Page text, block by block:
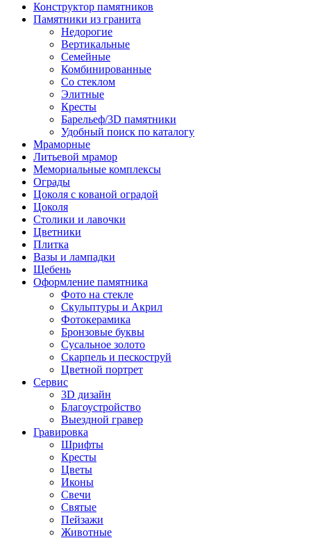
Конструктор памятников
Памятники из гранита
Недорогие
Вертикальные
Семейные
Комбинированные
Со стеклом
Элитные
Кресты
Барельеф/3D памятники
Удобный поиск по каталогу
Мраморные
Литьевой мрамор
Мемориальные комплексы
Ограды
Цоколя с кованой оградой
Цоколя
Столики и лавочки
Цветники
Плитка
Вазы и лампадки
Щебень
Оформление памятника
Фото на стекле
Скульптуры и Акрил
Фотокерамика
Бронзовые буквы
Сусальное золото
Скарпель и пескоструй
Цветной портрет
Сервис
3D дизайн
Благоустройство
Выездной гравер
Гравировка
Шрифты
Кресты
Цветы
Иконы
Свечи
Святые
Пейзажи
Животные